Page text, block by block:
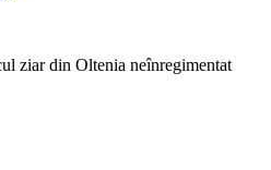
ziar din Oltenia neînregimentat